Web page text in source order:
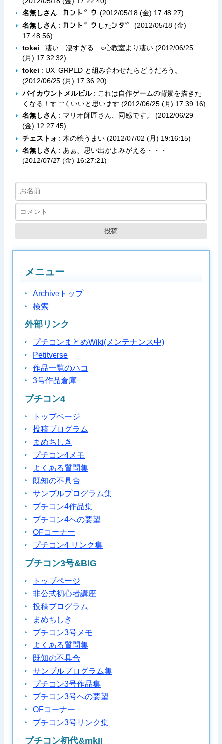
名無しさん: カ​ン​ト​゛​ウ (2012/05/18 (金) 17:48:27)
名無しさん: カ​ン​ト​゛​ウ したン​タ​゛ (2012/05/18 (金)
17:48:56)
tokei : 凄い 凄すぎる ○心教室より凄い (2012/06/25
(月) 17:32:32)
tokei : UX_GRPED と組み合わせたらどうだろう。
(2012/06/25 (月) 17:36:20)
バイカウントメルビル: これは自作ゲームの背景を描きた
くなる！すごくいいと思います (2012/06/25 (月) 17:39:16)
名無しさん: マリオ師匠さん、同感です。 (2012/06/29
(金) 12:27:45)
チェストォ : 木の絵うまい (2012/07/02 (月) 19:16:15)
名無しさん: あぁ、思い出がよみがえる・・・
(2012/07/27 (金) 16:27:21)
メニュー
Archiveトップ
検索
外部リンク
プチコンまとめWiki(メンテナンス中)
Petitverse
作品一覧のハコ
3号作品倉庫
プチコン4
トップページ
投稿プログラム
まめちしき
プチコン4メモ
よくある質問集
既知の不具合
サンプルプログラム集
プチコン4作品集
プチコン4への要望
OFコーナー
プチコン4 リンク集
プチコン3号&BIG
トップページ
非公式初心者講座
投稿プログラム
まめちしき
プチコン3号メモ
よくある質問集
既知の不具合
サンプルプログラム集
プチコン3号作品集
プチコン3号への要望
OFコーナー
プチコン3号リンク集
プチコン初代&mkII